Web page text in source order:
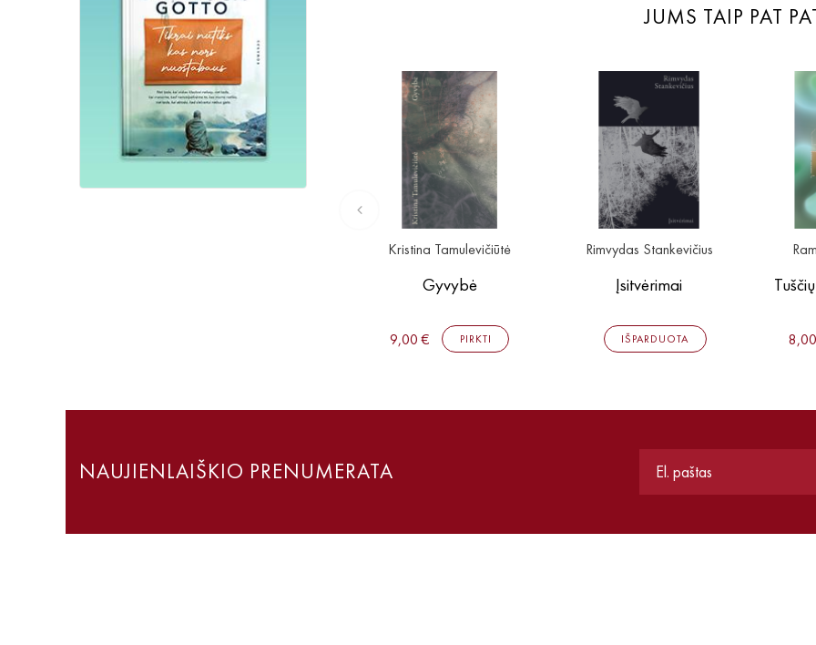
JUMS TAIP PAT
Kristina Tamulevičiūtė
Gyvybė
9,00 € PIRKTI
Rimvydas Stankevičius
Įsitvėrimai
IŠPARDUOTA
NAUJIENLAIŠKIO PRENUMERATA